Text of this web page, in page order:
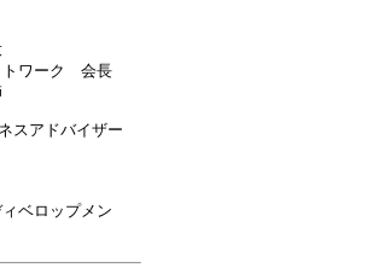
トワーク 会長
スアドバイザー
ベロップメン